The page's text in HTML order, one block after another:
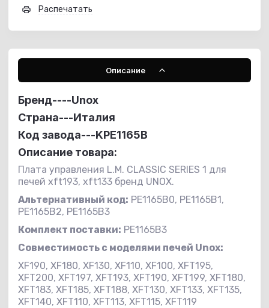
Распечатать
Описание
Бренд----Unox
Страна---Италия
Код завода---KPE1165B
Описание товара:
Плата управления L.M. CLASSIC SERIES 1 для
печей xft193, xft133 бренд UNOX.
Альтернативный код: PE1165B0, PE1165B1,
PE1165B2, PE1165B3
Комплект поставки: PE1165B3
Совместимость с моделями печей Unox:
XF190, XF180, XF130, XF110, XF100, XFT195,
XFT200, XFT197, XFT193, XFT190, XFT199, XFT180,
XFT183, XFT185, XFT188, XFT130, XFT133, XFT135,
XFT140, XFT110, XFT113, XFT115, XFT119